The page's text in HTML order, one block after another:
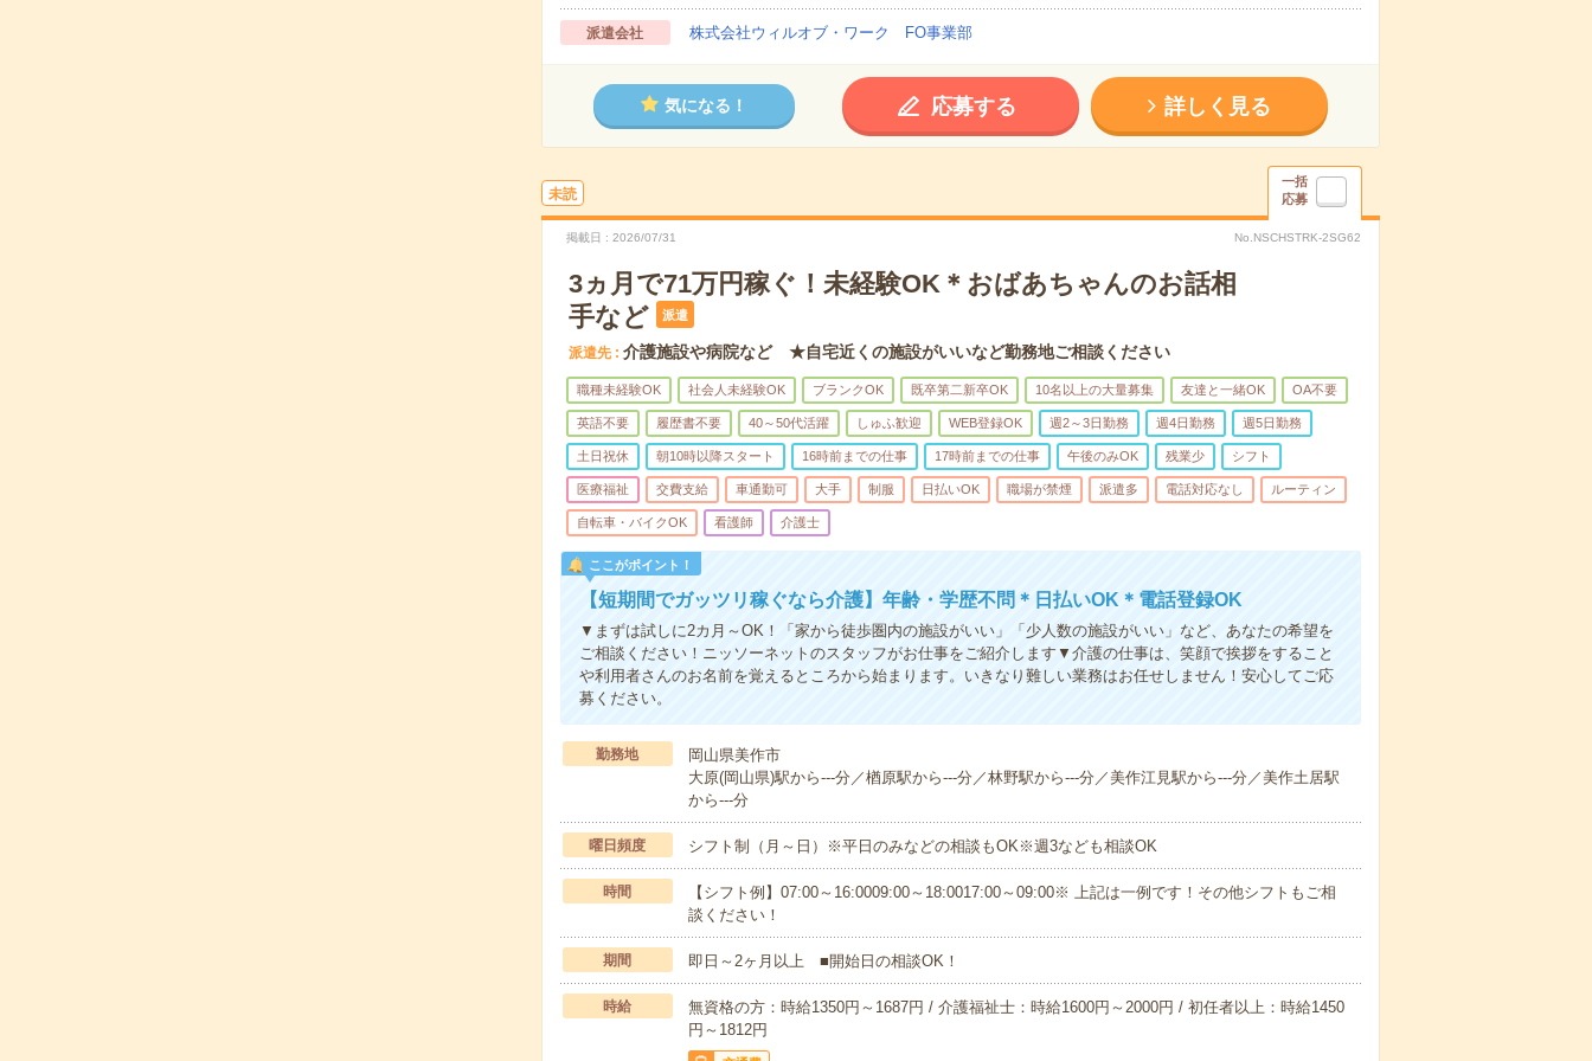
派遣会社 株式会社ウィルオブ・ワーク FO事業部
気になる！ 応募する 詳しく見る
未読
一括
応募
掲載日 2026/07/31 No.NSCHSTRK-2SG62
3ヵ月で71万円稼ぐ！未経験OK＊おばあちゃんのお話相
手など
派遣
派遣先 介護施設や病院など ★自宅近くの施設がいいなど勤務地ご相談ください
職種未経験OK 社会人未経験OK ブランクOK 既卒第二新卒OK 10名以上の大量募集 友達と一緒OK OA不要
英語不要 履歴書不要 40～50代活躍 しゅふ歓迎 WEB登録OK 週2～3日勤務 週4日勤務 週5日勤務
土日祝休 朝10時以降スタート 16時前までの仕事 17時前までの仕事 午後のみOK 残業少 シフト
医療福祉 交費支給 車通勤可 大手 制服 日払いOK 職場が禁煙 派遣多 電話対応なし ルーティン
自転車・バイクOK 看護師 介護士
ここがポイント！
【短期間でガッツリ稼ぐなら介護】年齢・学歴不問＊日払いOK＊電話登録OK
▼まずは試しに2カ月～OK！「家から徒歩圏内の施設がいい」「少人数の施設がいい」など、あなたの希望を
ご相談ください！ニッソーネットのスタッフがお仕事をご紹介します▼介護の仕事は、笑顔で挨拶をすること
や利用者さんのお名前を覚えるところから始まります。いきなり難しい業務はお任せしません！安心してご応
募ください。
勤務地
岡山県美作市
大原(岡山県)駅から---分／楢原駅から---分／林野駅から---分／美作江見駅から---分／美作土居駅
から---分
曜日頻度 シフト制（月～日）※平日のみなどの相談もOK※週3なども相談OK
時間
【シフト例】07:00～16:0009:00～18:0017:00～09:00※ 上記は一例です！その他シフトもご相
談ください！
期間 即日～2ヶ月以上 ■開始日の相談OK！
時給
無資格の方：時給1350円～1687円 / 介護福祉士：時給1600円～2000円 / 初任者以上：時給1450
円～1812円